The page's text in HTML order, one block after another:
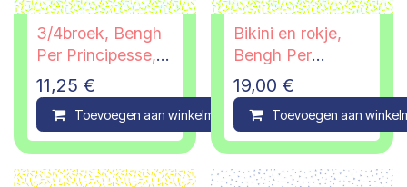
3/4broek, Bengh
Per Principesse,
11/12 jaar
11,25 €
Toevoegen aan winkelmandje Compare
Bikini en rokje,
Bengh Per
Principesse, 9/10
jaar
19,00 €
Toevoegen aan